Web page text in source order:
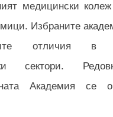
медицински
Избраните
отличия в
сектори.
Академия се